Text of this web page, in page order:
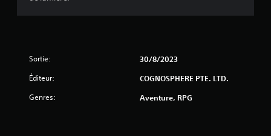
Sortie: 30/8/2023
Éditeur: COGNOSPHERE PTE. LTD.
Genres: Aventure, RPG